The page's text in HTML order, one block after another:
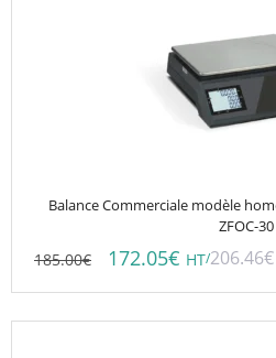
Balance Commerciale modèle
ZFOC-30
185.00€ 172.05€ HT/206.46€